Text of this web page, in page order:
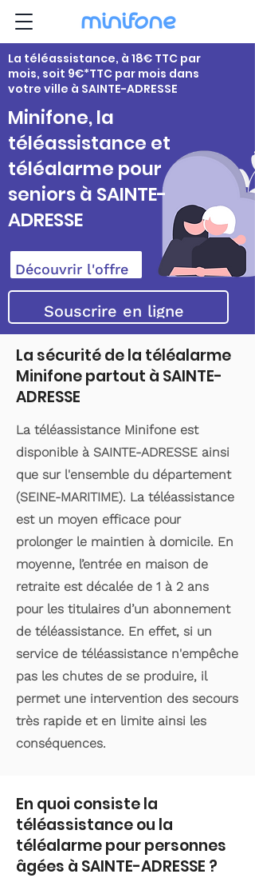
La téléassistance, à 18€ TTC par
mois, soit 9€*TTC par mois dans
votre ville à SAINTE-ADRESSE
Minifone, la
téléassistance et
téléalarme pour
seniors à SAINTE-
ADRESSE
Découvrir l'offre
Souscrire en ligne
La sécurité de la téléalarme
Minifone partout à SAINTE-
ADRESSE
La téléassistance Minifone est
disponible à SAINTE-ADRESSE ainsi
que sur l'ensemble du département
(SEINE-MARITIME). La téléassistance
est un moyen efficace pour
prolonger le maintien à domicile. En
moyenne, l’entrée en maison de
retraite est décalée de 1 à 2 ans
pour les titulaires d’un abonnement
de téléassistance. En effet, si un
service de téléassistance n'empêche
pas les chutes de se produire, il
permet une intervention des secours
très rapide et en limite ainsi les
conséquences.
En quoi consiste la
téléassistance ou la
téléalarme pour personnes
âgées à SAINTE-ADRESSE ?